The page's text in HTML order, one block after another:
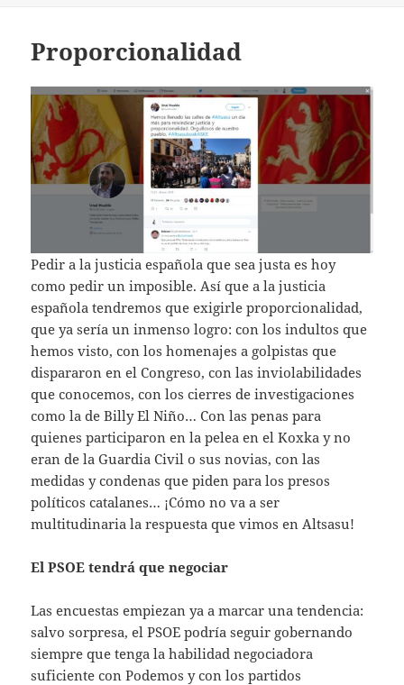
Proporcionalidad
Pedir a la justicia española que sea justa es hoy
como pedir un imposible. Así que a la justicia
española tendremos que exigirle proporcionalidad,
que ya sería un inmenso logro: con los indultos que
hemos visto, con los homenajes a golpistas que
dispararon en el Congreso, con las inviolabilidades
que conocemos, con los cierres de investigaciones
como la de Billy El Niño… Con las penas para
quienes participaron en la pelea en el Koxka y no
eran de la Guardia Civil o sus novias, con las
medidas y condenas que piden para los presos
políticos catalanes… ¡Cómo no va a ser
multitudinaria la respuesta que vimos en Altsasu!
El PSOE tendrá que negociar
Las encuestas empiezan ya a marcar una tendencia:
salvo sorpresa, el PSOE podría seguir gobernando
siempre que tenga la habilidad negociadora
suficiente con Podemos y con los partidos